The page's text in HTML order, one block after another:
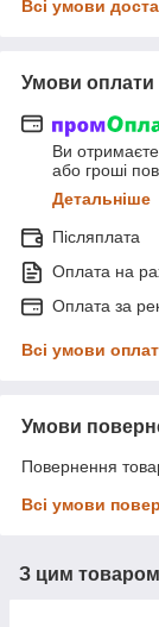
Всі умови
Умови оплати
Ви
або гроші
Детальніше
Післяплата
Оплата на
Оплата за
Всі умови
Умови
Повернення
Всі умови
З цим